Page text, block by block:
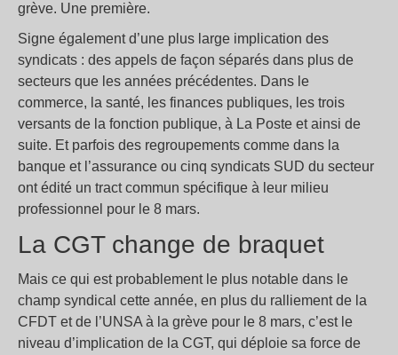
grève. Une première.
Signe également d’une plus large implication des
syndicats : des appels de façon séparés dans plus de
secteurs que les années précédentes. Dans le
commerce, la santé, les finances publiques, les trois
versants de la fonction publique, à La Poste et ainsi de
suite. Et parfois des regroupements comme dans la
banque et l’assurance ou cinq syndicats SUD du secteur
ont édité un tract commun spécifique à leur milieu
professionnel pour le 8 mars.
La CGT change de braquet
Mais ce qui est probablement le plus notable dans le
champ syndical cette année, en plus du ralliement de la
CFDT et de l’UNSA à la grève pour le 8 mars, c’est le
niveau d’implication de la CGT, qui déploie sa force de